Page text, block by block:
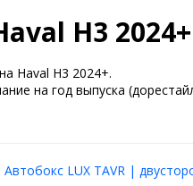
H3 2024+
Haval H3 2024+.
на год выпуска
Автобокс LUX TAVR |